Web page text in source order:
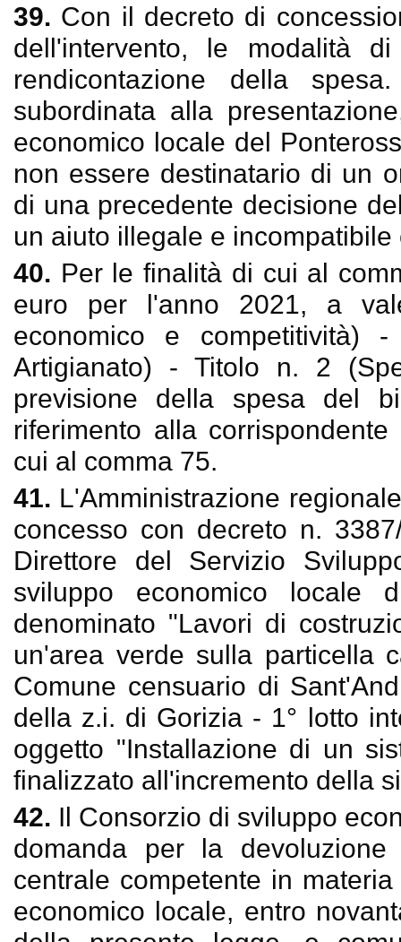
39. Con il decreto di
dell'intervento, le modalità
rendicontazione della
subordinata alla
economico locale del
non essere destinatario di un
di una precedente decisione
un aiuto illegale e
40. Per le finalità di cui al
euro per l'anno 2021, a
economico e competitività)
Artigianato) - Titolo n. 2
previsione della spesa del
riferimento alla
cui al comma 75.
41. L'Amministrazione
concesso con decreto n.
Direttore del Servizio
sviluppo economico locale
denominato "Lavori di
un'area verde sulla particella
Comune censuario di
della z.i. di Gorizia - 1° lotto
oggetto "Installazione di un
finalizzato all'incremento della
42. Il Consorzio di sviluppo
domanda per la
centrale competente in
economico locale, entro